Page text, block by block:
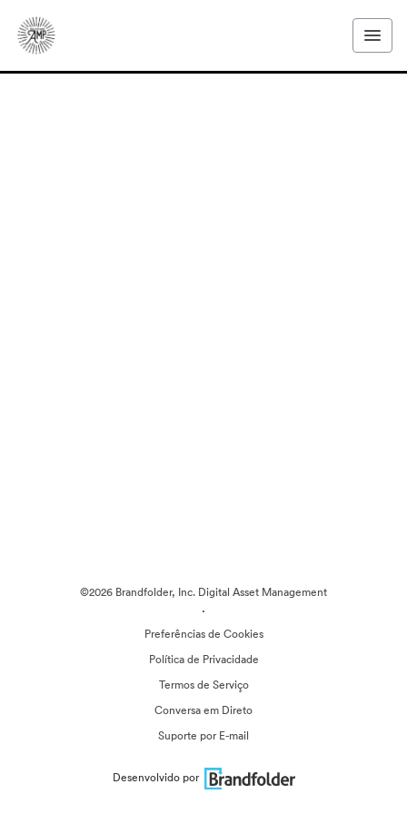
©2026 Brandfolder, Inc. Digital Asset Management
·
Preferências de Cookies
Política de Privacidade
Termos de Serviço
Conversa em Direto
Suporte por E-mail
Desenvolvido por